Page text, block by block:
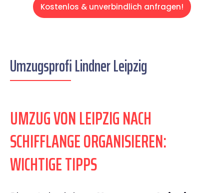
Kostenlos & unverbindlich anfragen!
Umzugsprofi Lindner Leipzig
UMZUG VON LEIPZIG NACH
SCHIFFLANGE ORGANISIEREN:
WICHTIGE TIPPS